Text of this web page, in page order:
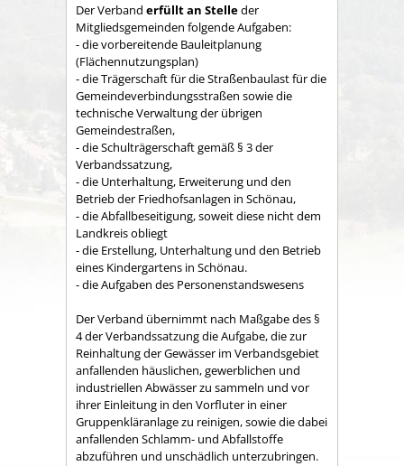
Der Verband erfüllt an Stelleder
Mitgliedsgemeinden folgende Aufgaben:
- die vorbereitende Bauleitplanung
(Flächennutzungsplan)
- die Trägerschaft für die Straßenbaulast für die
Gemeindeverbindungsstraßen sowie die
technische Verwaltung der übrigen
Gemeindestraßen,
- die Schulträgerschaft gemäß § 3 der
Verbandssatzung,
- die Unterhaltung, Erweiterung und den
Betrieb der Friedhofsanlagen in Schönau,
- die Abfallbeseitigung, soweit diese nicht dem
Land­kreis obliegt
- die Erstellung, Unterhaltung und den Betrieb
eines Kindergartens in Schönau.
- die Aufgaben des Personenstandswesens
Der Verband übernimmt nach Maßgabe des §
4 der Verbandssatzung die Aufgabe, die zur
Reinhaltung der Gewässer im Verbandsgebiet
anfallenden häuslichen, gewerblichen und
industriellen Abwässer zu sammeln und vor
ihrer Einleitung in den Vorfluter in einer
Gruppenkläranlage zu reinigen, sowie die dabei
anfallenden Schlamm- und Abfallstoffe
abzuführen und unschädlich unterzubringen.